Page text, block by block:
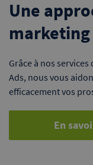
Une
Grâce à nos
Ads, nous vous
efficacement vos
En